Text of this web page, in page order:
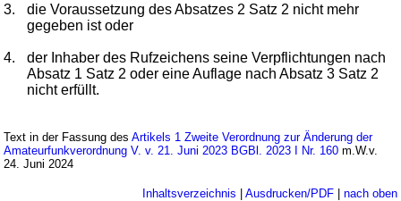
3.
die Voraussetzung des Absatzes 2 Satz 2 nicht mehr
gegeben ist oder
4.
der Inhaber des Rufzeichens seine Verpflichtungen nach
Absatz 1 Satz 2 oder eine Auflage nach Absatz 3 Satz 2
nicht erfüllt.
Text in der Fassung desArtikels 1 Zweite Verordnung zur Änderung der
Amateurfunkverordnung V. v. 21. Juni 2023 BGBl. 2023 I Nr. 160 m.W.v.
24. Juni 2024
Inhaltsverzeichnis | Ausdrucken/PDF| nach oben